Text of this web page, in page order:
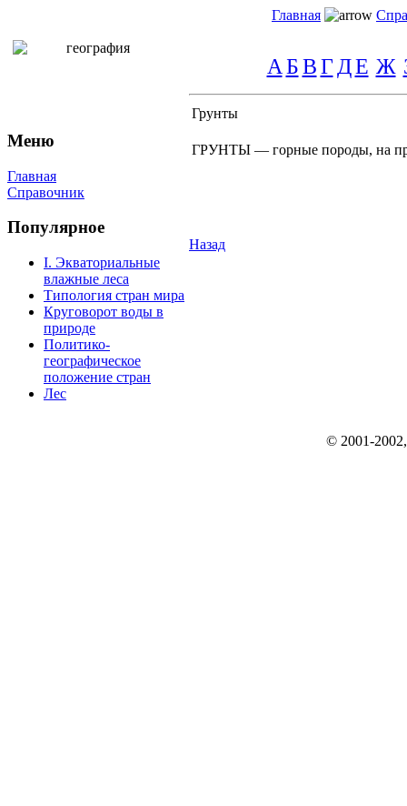
Главная
Меню
Главная
Справочник
Популярное
I. Экваториальные
влажные леса
Типология стран мира
Круговорот воды в
природе
Политико-
географическое
положение стран
Лес
А БВГ ДЕ Ж
Грунты
ГРУНТЫ — горные породы, на
Назад
© 2001-